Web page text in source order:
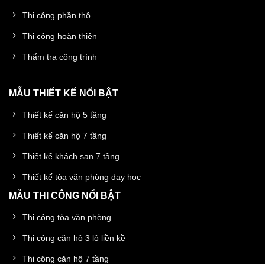
Thi công phần thô
Thi công hoàn thiện
Thẩm tra công trình
MẪU THIẾT KẾ NỔI BẬT
Thiết kế căn hộ 5 tầng
Thiết kế căn hộ 7 tầng
Thiết kế khách sạn 7 tầng
Thiết kế tòa văn phòng dạy học
MẪU THI CÔNG NỔI BẬT
Thi công tòa văn phòng
Thi công căn hộ 3 lô liền kề
Thi công căn hộ 7 tầng